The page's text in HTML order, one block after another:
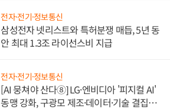
전자·전기·정보통신
삼성전자 넷리스트와 특허분쟁 매듭, 5년 동
안 최대 1.3조 라이선스비 지급
전자·전기·정보통신
[AI 뭉쳐야 산다⑧] LG·엔비디아 '피지컬 AI'
동맹 강화, 구광모 제조·데이터·기술 결집